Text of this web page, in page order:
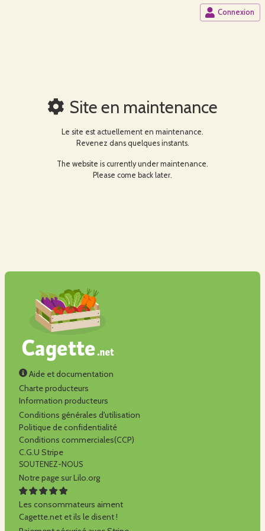
Connexion
Site en maintenance
Le site est actuellement en maintenance.
Revenez dans quelques instants.
The website is currently under maintenance.
Please come back later.
Aide et documentation
Charte producteurs
Information producteurs
Conditions générales d'utilisation
Politique de confidentialité
Conditions commerciales(CCP)
C.G.U Stripe
SOUTENEZ-NOUS
Notre page sur Lilo.org
Les consommateurs aiment
Cagette.net et ils le disent !